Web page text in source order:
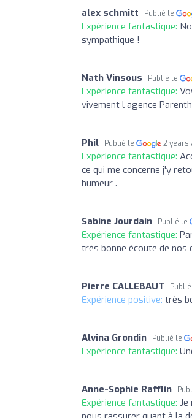
alex schmitt Publié le
Expérience fantastique:
sympathique !
Nath Vinsous Publié le
Expérience fantastique:
vivement l agence
Phil Publié le 2 years
Expérience fantastique:
ce qui me concerne j'y
humeur .
Sabine Jourdain Publié le
Expérience fantastique:
très bonne écoute de nos
Pierre CALLEBAUT
Expérience positive: très
Alvina Grondin Publié le
Expérience fantastique:
Anne-Sophie Rafflin
Expérience fantastique: Je